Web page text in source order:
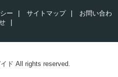
ー サイトマップ
お問い合わ
ド All rights reserved.